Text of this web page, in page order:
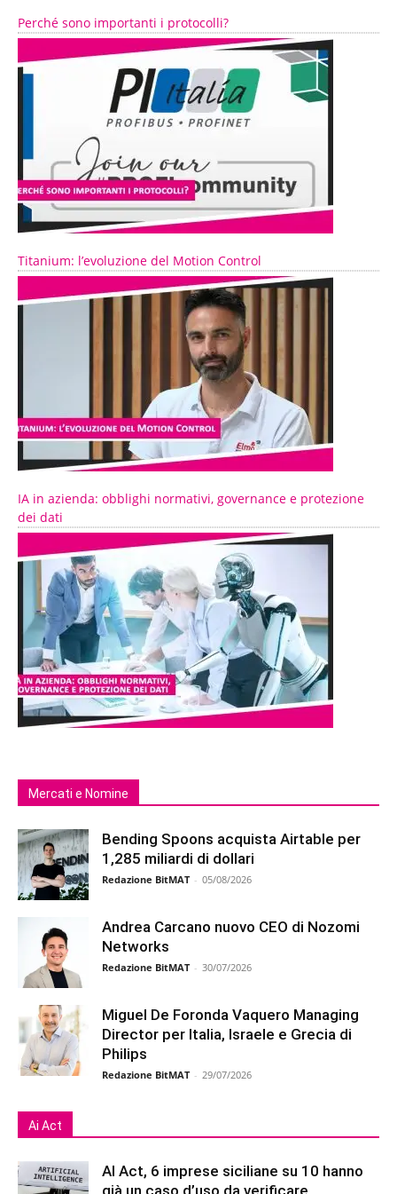
Perché sono importanti i protocolli?
Titanium: l’evoluzione del Motion Control
IA in azienda: obblighi normativi, governance e protezione
dei dati
Mercati e Nomine
Bending Spoons acquista Airtable per
1,285 miliardi di dollari
Redazione BitMAT - 05/08/2026
Andrea Carcano nuovo CEO di Nozomi
Networks
Redazione BitMAT - 30/07/2026
Miguel De Foronda Vaquero Managing
Director per Italia, Israele e Grecia di
Philips
Redazione BitMAT - 29/07/2026
Ai Act
AI Act, 6 imprese siciliane su 10 hanno
già un caso d’uso da verificare